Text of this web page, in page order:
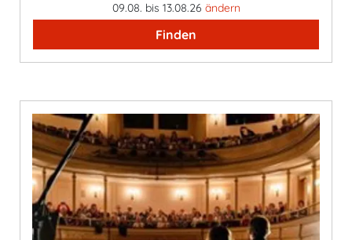
09.08. bis 13.08.26 ändern
Finden